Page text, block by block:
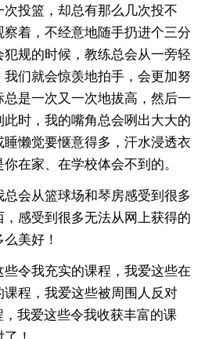
投篮，却总有那么几次投不
着，不经意地随手扔进个三分
规的时候，教练总会从一旁轻
们就会惊羡地拍手，会更加努
是一次又一次地拔高，然后一
时，我的嘴角总会咧出大大的
懒觉要惬意得多，汗水浸透衣
在家、在学校体会不到的。
总会从篮球场和琴房感受到很多
感受到很多无法从网上获得的
美好！
令我充实的课程，我爱这些在
程，我爱这些被周围人反对
，我爱这些令我收获丰富的课